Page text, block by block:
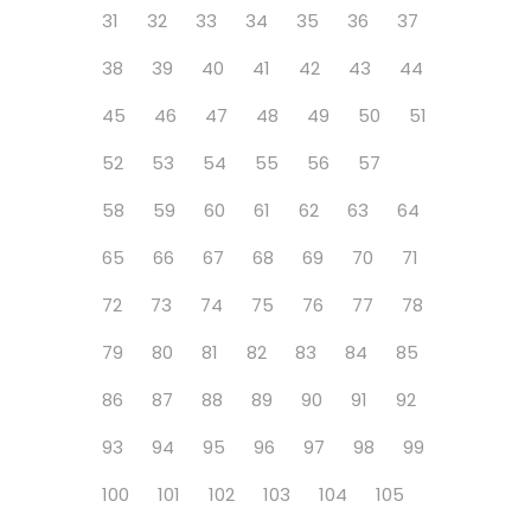
31
32 33 34 35 36
37
38
39 40 41 42 43
44
45
46 47 48 49 50
51
52
53 54 55 56
57
58
59 60 61 62 63
64
65
66 67 68 69 70
71
72
73 74 75 76 77
78
79
80 81 82 83 84
85
86
87 88 89 90 91
92
93
94 95 96 97 98
99
100
101 102 103 104
105